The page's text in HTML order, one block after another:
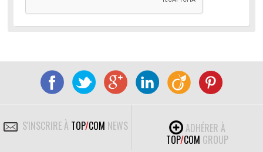
S'INSCRIRE À TOP/COM NEWS
ADHÉRER À
TOP/COM GROUP